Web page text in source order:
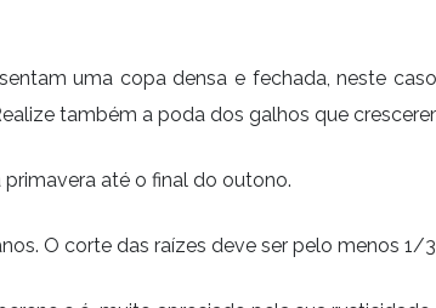
uma copa densa e fechada, neste
também a poda dos galhos que
até o final do outono.
O corte das raízes deve ser pelo menos